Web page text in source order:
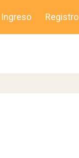
Ingreso Registro